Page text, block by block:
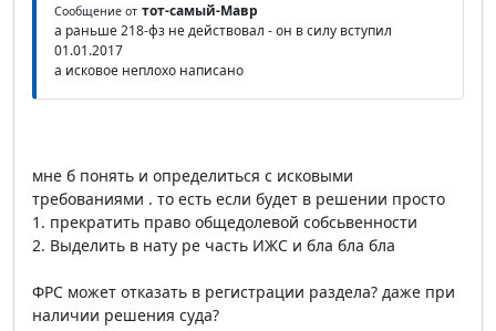
Сообщение от тот-самый-Мавр
а раньше 218-фз не действовал - он в силу вступил
01.01.2017
а исковое неплохо написано
мне б понять и определиться с исковыми
требованиями . то есть если будет в решении просто
1. прекратить право общедолевой собсьвенности
2. Выделить в нату ре часть ИЖС и бла бла бла
ФРС может отказать в регистрации раздела? даже при
наличии решения суда?